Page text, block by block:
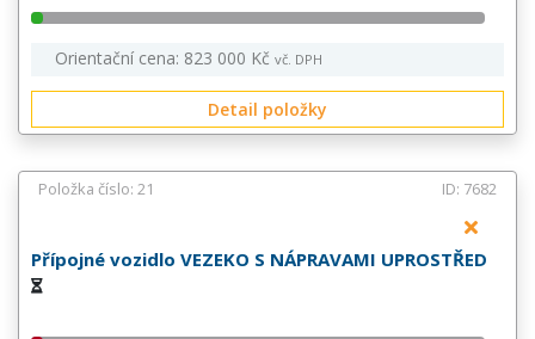
Orientační cena: 823 000 Kč vč. DPH
Detail položky
Položka číslo: 21 ID: 7682
Přípojné vozidlo VEZEKO S NÁPRAVAMI UPROSTŘED